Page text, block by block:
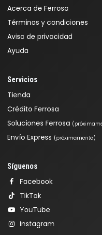
Acerca de Ferrosa
Términos y condiciones
Aviso de privacidad
Ayuda
Servicios
Tienda
Crédito Ferrosa
Soluciones Ferrosa
Envío Express (próximamente)
Síguenos
Facebook
TikTok
YouTube
Instagram